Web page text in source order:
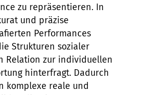
zu repräsentieren. In
und präzise
Performances
Strukturen sozialer
Relation zur individuellen
hinterfragt. Dadurch
komplexe reale und